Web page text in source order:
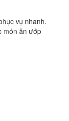
vụ nhanh.
món ăn ướp